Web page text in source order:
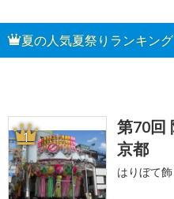
夏の人気夏祭りランキン
1
第70回
京都
はりぼて